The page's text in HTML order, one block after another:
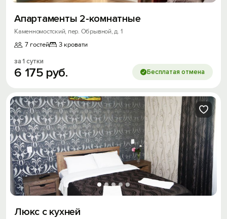
Апартаменты 2-комнатные
Каменномостский, пер. Обрывной, д. 1
7 гостей
3 кровати
за 1 сутки
6 175 руб. Бесплатая отмена
Люкс с кухней